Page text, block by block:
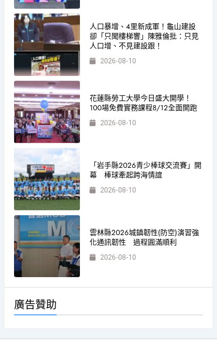
人口暴增、4里新成軍！龜山建設
卻「只聞樓梯響」陳雅倫批：只見
人口增、不見建設跟！
2026-08-10
花蓮縣勞工大學今日盛大開學！
100場免費實務課程8/12全面開跑
2026-08-10
「岩手縣2026青少棒球交流賽」開
幕 棒球牽起跨海情誼
2026-08-10
雲林縣2026城鎮韌性(防空)演習強
化通訊韌性 過程圓滿順利
2026-08-10
廣告贊助